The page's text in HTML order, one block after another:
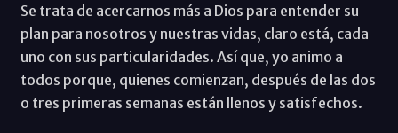
Se trata de acercarnos más a Dios para entender su
plan para nosotros y nuestras vidas, claro está, cada
uno con sus particularidades. Así que, yo animo a
todos porque, quienes comienzan, después de las dos
o tres primeras semanas están llenos y satisfechos.